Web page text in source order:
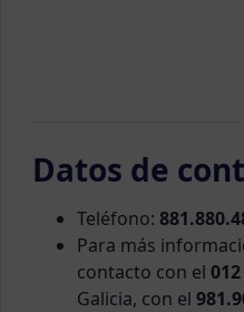
Datos de
Teléfono:
Para más
contacto con el 012
Galicia, con el